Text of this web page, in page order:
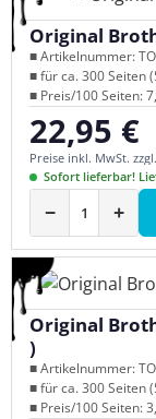
Original
■ Artikelnummer:
■ für ca. 300 Seiten
■ Preis/100 Seiten:
Regulärer
22,95 €
Preise inkl. MwSt.
Sofort lieferbar!
− +
Original
)
■ Artikelnummer:
■ für ca. 300 Seiten
■ Preis/100 Seiten: